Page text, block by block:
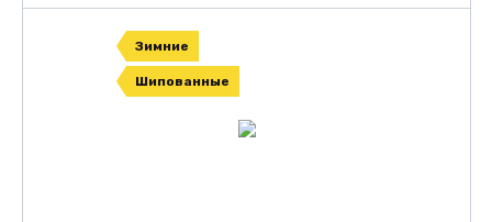
Зимние
Шипованные